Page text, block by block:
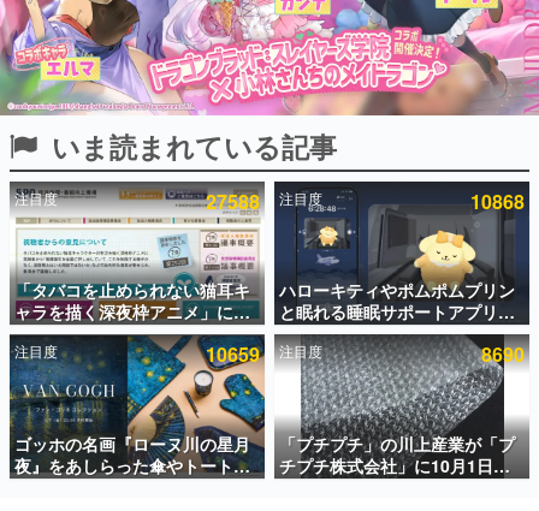
インタビュー
連載・特集一覧
殿堂入り記事
SNS拡散数が数千以上！ ページビュー数万以上！ などな
ど。多くの人々に読まれた、電ファミ渾身の“殿堂入り”記
事をまとめました。
ゲームの企画書
名作ゲームクリエイターの方々に製作時のエピソードをお
聞きし、ヒットする企画（ゲーム）とは何か？を探ってい
きます。
赫本
この物語を解いてはいけない。『赫本』は、〈試験問題〉
の形をした短編ホラー小説集です。
新世代に訊く
これからのデジタルゲーム市場を担う若きクリエイター達
の姿を追い、彼らのルーツと情熱を探っていきます。
いま読まれている記事
注目度 27588
「タバコを止められない猫耳キ
ャラを描く深夜枠アニメ」に視
聴者の一部から批判意見。違法
薬物の使用と思しき描写も含め
て、BPOが議論を交わす
注目度 10868
ハローキティやポムポムプリン
と眠れる睡眠サポートアプリ
『ゆめたび』が配信中。キャラ
ごとのASMRや目覚ましアラー
ムも搭載
注目度 10659
ゴッホの名画『ローヌ川の星月
夜』をあしらった傘やトートバ
ッグなどが登場。8月7日21時よ
注目度 8690
「プチプチ」の川上産業が「プ
チプチ株式会社」に10月1日よ
り社名変更へ。創業58年で初め